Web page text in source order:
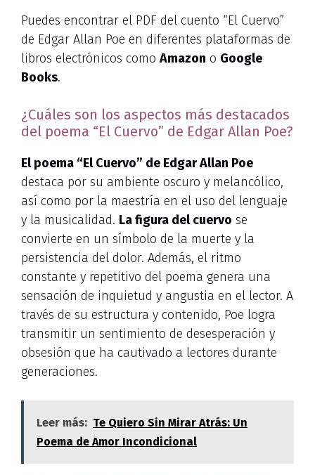
Puedes encontrar el PDF del cuento “El Cuervo”
de Edgar Allan Poe en diferentes plataformas de
libros electrónicos como Amazon o Google
Books.
¿Cuáles son los aspectos más destacados
del poema “El Cuervo” de Edgar Allan Poe?
El poema “El Cuervo” de Edgar Allan Poe
destaca por su ambiente oscuro y melancólico,
así como por la maestría en el uso del lenguaje
y la musicalidad. La figura del cuervo se
convierte en un símbolo de la muerte y la
persistencia del dolor. Además, el ritmo
constante y repetitivo del poema genera una
sensación de inquietud y angustia en el lector. A
través de su estructura y contenido, Poe logra
transmitir un sentimiento de desesperación y
obsesión que ha cautivado a lectores durante
generaciones.
Leer más: Te Quiero Sin Mirar Atrás: Un
Poema de Amor Incondicional